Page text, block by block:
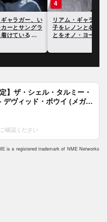
ャラガー、息
と名付けたこ
ヨーコに問い
5
リアム・ギャラガ
イヴ・グロールに
のロックスターの1
】ザ・シェル・タルミー・
デヴィッド・ボウイ (メガジ
確認ください
is a registered trademark of NME Networks